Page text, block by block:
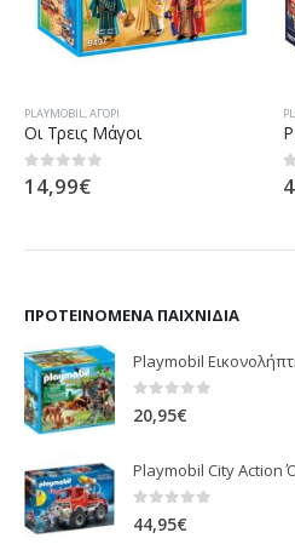
PLAYMOBIL,ΑΓΌΡΙ
Οι Τρεις Μάγοι
0 out of 5
14,99€ 0
ΠΡΟΤΕΙΝΌΜΕΝΑ ΠΑΙΧΝΊΔΙΑ
0 out of 5
20,95€
0 out of 5
44,95€